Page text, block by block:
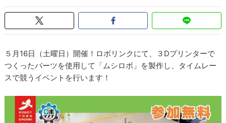
５月16日（土曜日）開催！ロボリンクにて、３Dプリンターで
つくったパーツを使用して「ムシロボ」を製作し、タイムレー
スで競うイベントを行います！